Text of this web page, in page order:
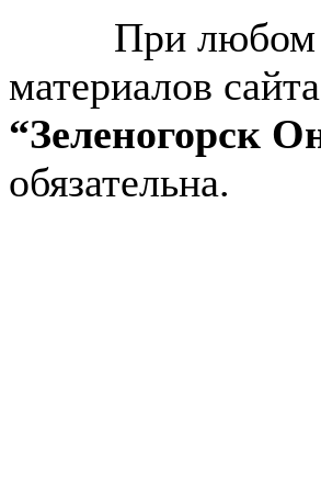
При любом
материалов
“Зеленогорск
обязательна.